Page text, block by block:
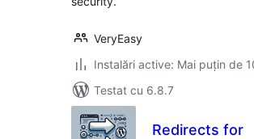
VeryEasy
Instalări active: Mai puțin de
Testat cu 6.8.7
Redirects for